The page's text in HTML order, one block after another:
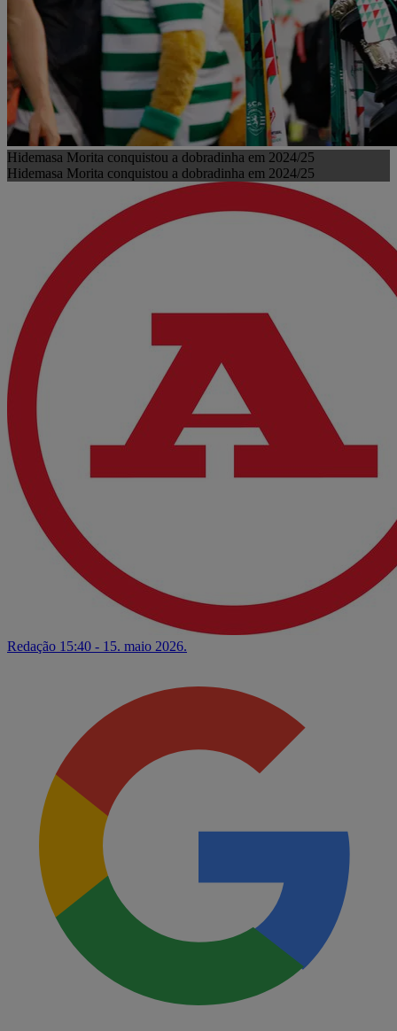
Hidemasa Morita conquistou a dobradinha em 2024/25
Hidemasa Morita conquistou a dobradinha em 2024/25
Redação 15:40 - 15. maio 2026.